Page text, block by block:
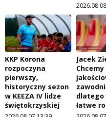
KKP Korona
rozpoczyna
pierwszy,
historyczny sezon
w KEEZA IV lidze
świętokrzyskiej
Jacek
dlatego
łatwe